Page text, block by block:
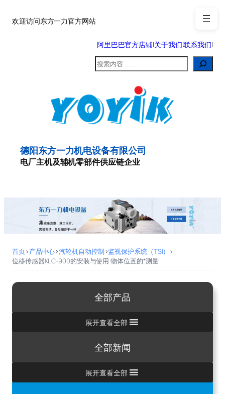
至欢迎访问东方一力官方网站
阿里巴巴官方店铺|关于我们|联系我们|
搜
索
德阳东方一力机电设备有限公司
电厂主机及辅机零部件供应链企业
首页>产品中心>汽轮机自动控制>监视保护系统（TSI） >
位移传感器KLC-900的安装与使用 物体位置的*测量
全部产品
展开查看全部
全部新闻
展开查看全部